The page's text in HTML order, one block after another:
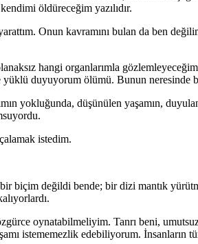
öldüreceğim yazılıdır.
Onun kavramını bulan da ben
hangi organlarımla
duyuyorum ölümü. Bunun neresinde
yokluğunda, düşünülen yaşamın, duyulan
istedim.
biçim değildi bende; bir dizi mantık
oynatabilmeliyim. Tanrı beni,
istememezlik edebiliyorum. İnsanların